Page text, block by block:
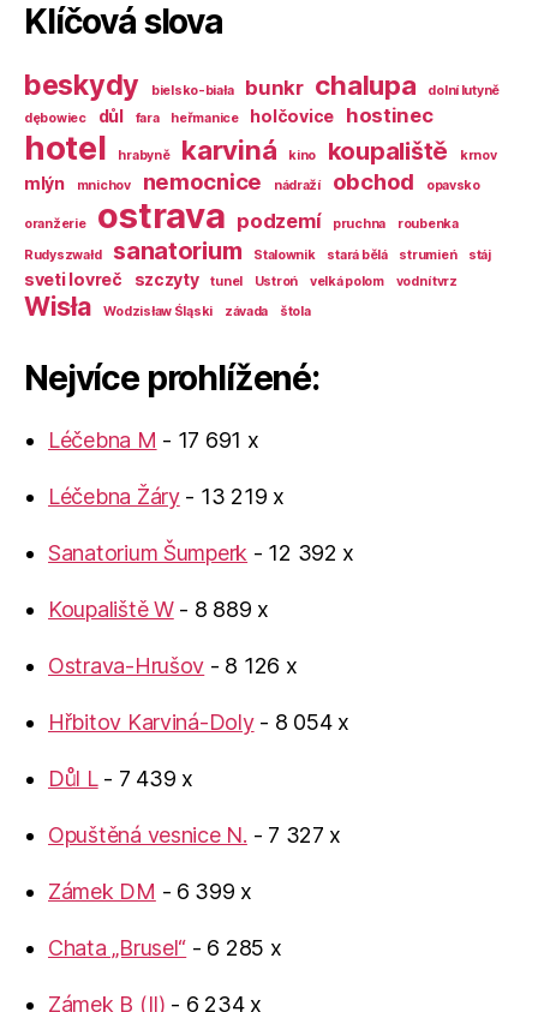
Klíčová slova
beskydy bielsko-biała bunkr chalupa
dolní lutyně
dębowiec
důl fara heřmanice holčovice hostinec
hotel hrabyně karviná kino koupaliště krnov
mlýn mnichov nemocnice nádraží obchod opavsko
oranžerie ostrava podzemí pruchna
roubenka
Rudyszwałd
sanatorium Stalownik stará bělá strumień stáj
sveti lovreč szczyty tunel Ustroń velká polom vodní tvrz
Wisła Wodzisław Śląski závada štola
Nejvíce prohlížené:
Léčebna M - 17 691 x
Léčebna Žáry- 13 219 x
Sanatorium Šumperk - 12 392 x
Koupaliště W- 8 889 x
Ostrava-Hrušov - 8 126 x
Hřbitov Karviná-Doly- 8 054 x
Důl L- 7 439 x
Opuštěná vesnice N. - 7 327 x
Zámek DM - 6 399 x
Chata „Brusel“ - 6 285 x
Zámek B (II) - 6 234 x